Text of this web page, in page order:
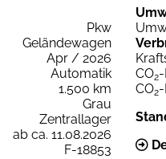
Pkw
Geländewagen
Apr / 2026
Automatik
1.500 km
Grau
Zentrallager
ab ca. 11.08.2026
F-18853
CO2
CO2